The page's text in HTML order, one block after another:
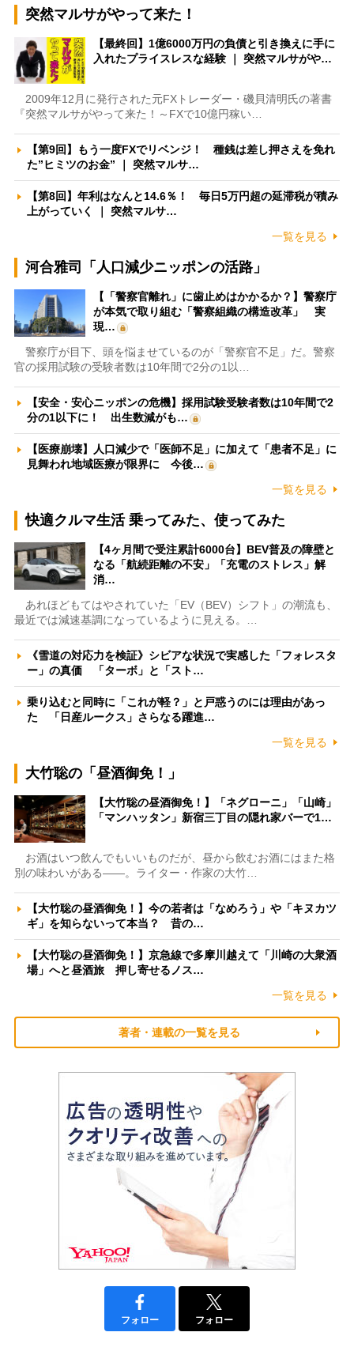
突然マルサがやって来た！
【最終回】1億6000万円の負債と引き換えに手に
入れたプライスレスな経験 ｜ 突然マルサがや…
2009年12月に発行された元FXトレーダー・磯貝清明氏の著書
『突然マルサがやって来た！～FXで10億円稼い…
【第9回】もう一度FXでリベンジ！ 種銭は差し押さえを免れ
た”ヒミツのお金” ｜ 突然マルサ…
【第8回】年利はなんと14.6％！ 毎日5万円超の延滞税が積み
上がっていく ｜ 突然マルサ…
一覧を見る
河合雅司「人口減少ニッポンの活路」
【「警察官離れ」に歯止めはかかるか？】警察庁
が本気で取り組む「警察組織の構造改革」 実
現…
警察庁が目下、頭を悩ませているのが「警察官不足」だ。警察
官の採用試験の受験者数は10年間で2分の1以…
【安全・安心ニッポンの危機】採用試験受験者数は10年間で2
分の1以下に！ 出生数減がも…
【医療崩壊】人口減少で「医師不足」に加えて「患者不足」に
見舞われ地域医療が限界に 今後…
一覧を見る
快適クルマ生活 乗ってみた、使ってみた
【4ヶ月間で受注累計6000台】BEV普及の障壁と
なる「航続距離の不安」「充電のストレス」解
消…
あれほどもてはやされていた「EV（BEV）シフト」の潮流も、
最近では減速基調になっているように見える。…
《雪道の対応力を検証》シビアな状況で実感した「フォレスタ
ー」の真価 「ターボ」と「スト…
乗り込むと同時に「これが軽？」と戸惑うのには理由があっ
た 「日産ルークス」さらなる躍進…
一覧を見る
大竹聡の「昼酒御免！」
【大竹聡の昼酒御免！】「ネグローニ」「山崎」
「マンハッタン」新宿三丁目の隠れ家バーで1…
お酒はいつ飲んでもいいものだが、昼から飲むお酒にはまた格
別の味わいがある――。ライター・作家の大竹…
【大竹聡の昼酒御免！】今の若者は「なめろう」や「キヌカツ
ギ」を知らないって本当？ 昔の…
【大竹聡の昼酒御免！】京急線で多摩川越えて「川崎の大衆酒
場」へと昼酒旅 押し寄せるノス…
一覧を見る
著者・連載の一覧を見る
フォロー フォロー